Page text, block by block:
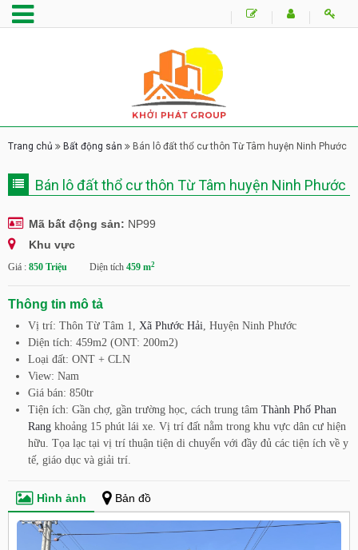
Trang chủ Bất động sản Bán lô đất thổ cư thôn Từ Tâm huyện Ninh Phước
Bán lô đất thổ cư thôn Từ Tâm huyện Ninh Phước
Mã bất động sản: NP99
Khu vực
Giá : 850 Triệu Diện tích 459 m2
Thông tin mô tả
Vị trí: Thôn Từ Tâm 1, Xã Phước Hải, Huyện Ninh Phước
Diện tích: 459m2 (ONT: 200m2)
Loại đất: ONT + CLN
View: Nam
Giá bán: 850tr
Tiện ích: Gần chợ, gần trường học, cách trung tâm Thành Phố Phan
Rang khoảng 15 phút lái xe. Vị trí đất nằm trong khu vực dân cư hiện
hữu. Tọa lạc tại vị trí thuận tiện di chuyển với đầy đủ các tiện ích về y
tế, giáo dục và giải trí.
Hình ảnh Bản đồ